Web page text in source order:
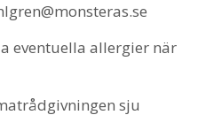
eventuella allergier när
sju